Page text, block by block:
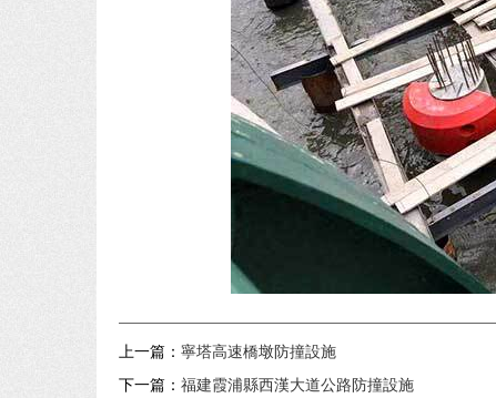
上一篇： 寧塔高速橋墩防撞設施
下一篇： 福建霞浦縣西漢大道公路防撞設施